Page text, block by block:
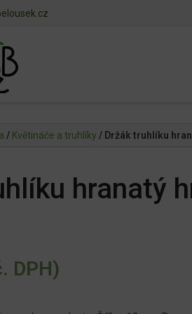
/ Květináče a truhlíky / Držák truhlíku
hranatý
DPH)